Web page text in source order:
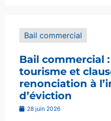
Bail commercial
Bail commercial
tourisme et
renonciation à
d’éviction
28 juin 2026